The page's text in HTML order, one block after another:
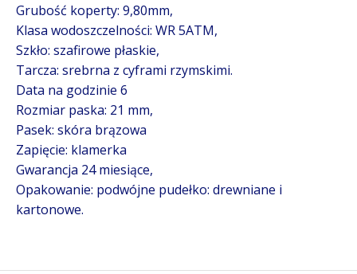
Grubość koperty: 9,80mm,
Klasa wodoszczelności: WR 5ATM,
Szkło: szafirowe płaskie,
Tarcza: srebrna z cyframi rzymskimi.
Data na godzinie 6
Rozmiar paska: 21 mm,
Pasek: skóra brązowa
Zapięcie: klamerka
Gwarancja 24 miesiące,
Opakowanie: podwójne pudełko: drewniane i
kartonowe.